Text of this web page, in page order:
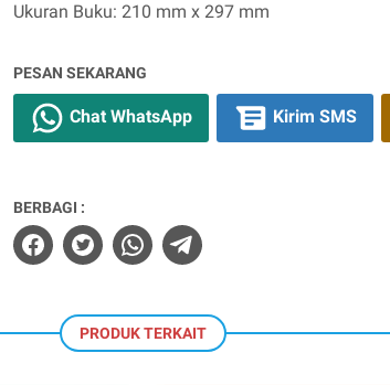
Ukuran Buku: 210 mm x 297 mm
PESAN SEKARANG
Chat WhatsApp Kirim SMS
BERBAGI :
PRODUK TERKAIT